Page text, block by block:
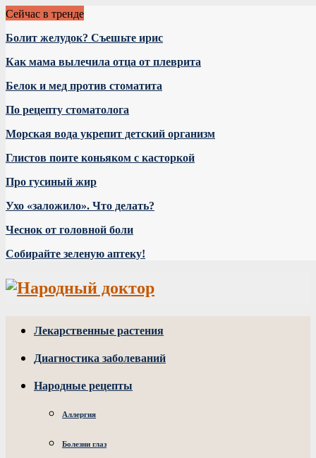
Сейчас в тренде
Болит желудок? Съешьте ирис
Как мама вылечила отца от плеврита
Белок и мед против стоматита
По рецепту стоматолога
Морская вода укрепит детский организм
Глистов поите коньяком с касторкой
Про гусиный жир
Ухо «заложило». Что делать?
Чеснок от головной боли
Собирайте зеленую аптеку!
Лекарственные растения
Диагностика заболеваний
Народные рецепты
Аллергия
Болезни глаз